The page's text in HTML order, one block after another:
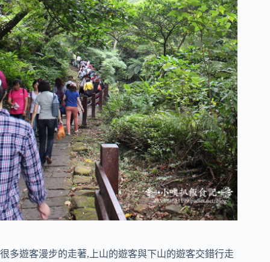
很多遊客漫步的走著,上山的遊客與下山的遊客交錯行走